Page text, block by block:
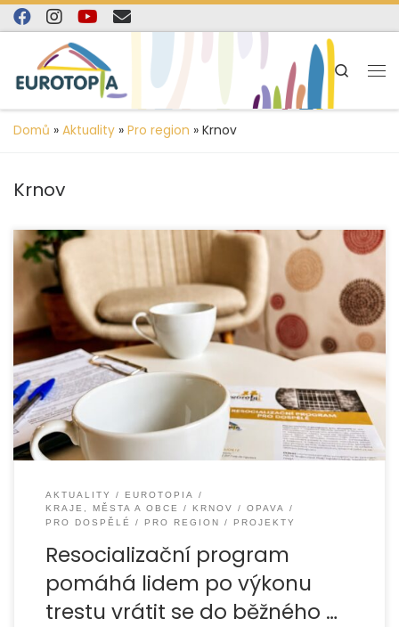
content
Skip to content
Search
Domů » Aktuality » Pro region » Krnov
Krnov
Organizace EUROTOPIA.CZ, o. p. s., úspěšně pokračuje
v realizaci resocializačního programu v Opavě a v Krnově.
Jeho hlavním cílem je pomáhat dospělým lidem, kteří se
AKTUALITY
EUROTOPIA
KRAJE, MĚSTA A OBCE
KRNOV
OPAVA
PRO DOSPĚLÉ
PRO REGION PROJEKTY
Resocializační program
pomáhá lidem po výkonu
trestu vrátit se do běžného …